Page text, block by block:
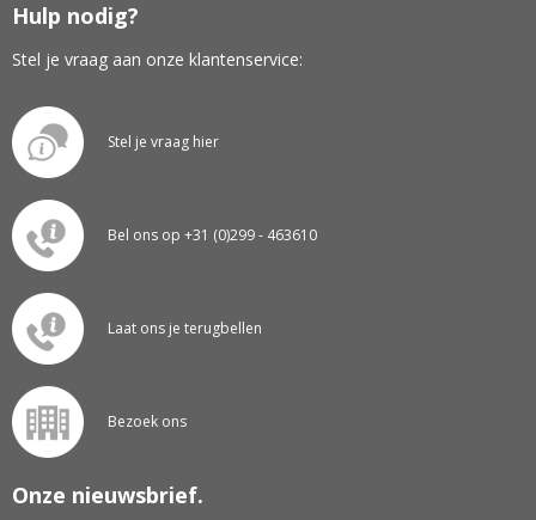
Hulp nodig?
Stel je vraag aan onze klantenservice:
Stel je vraag hier
Bel ons op +31 (0)299 - 463610
Laat ons je terugbellen
Bezoek ons
Onze nieuwsbrief.